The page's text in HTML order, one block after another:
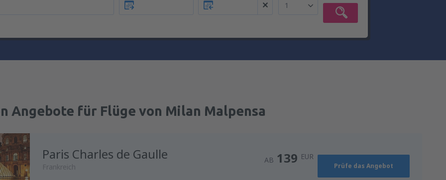
1
Angebote für Flüge von Milan Malpensa
Paris Charles de Gaulle
Frankreich
AB 139 EUR
Prüfe das Angebot